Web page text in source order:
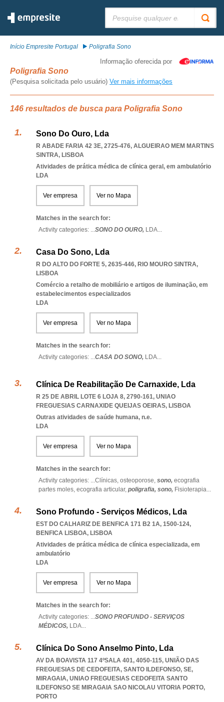
Início Empresite Portugal Poligrafia Sono
Informação oferecida por
Poligrafia Sono
(Pesquisa solicitada pelo usuário) Ver mais informações
146 resultados de busca para Poligrafia Sono
Sono Do Ouro, Lda
R ABADE FARIA 42 3E, 2725-476, ALGUEIRAO MEM MARTINS
SINTRA, LISBOA
Atividades de prática médica de clínica geral, em ambulatório
LDA
Ver empresa Ver no Mapa
Matches in the search for:
Activity categories: ...SONO DO OURO, LDA...
Casa Do Sono, Lda
R DO ALTO DO FORTE 5, 2635-446, RIO MOURO SINTRA,
LISBOA
Comércio a retalho de mobiliário e artigos de iluminação, em
estabelecimentos especializados
LDA
Ver empresa Ver no Mapa
Matches in the search for:
Activity categories: ...CASA DO SONO, LDA...
Clínica De Reabilitação De Carnaxide, Lda
R 25 DE ABRIL LOTE 6 LOJA 8, 2790-161, UNIAO
FREGUESIAS CARNAXIDE QUEIJAS OEIRAS, LISBOA
Outras atividades de saúde humana, n.e.
LDA
Ver empresa Ver no Mapa
Matches in the search for:
Activity categories: ...Clínicas, osteoporose, sono, ecografia
partes moles, ecografia articular, poligrafia, sono, Fisioterapia...
Sono Profundo - Serviços Médicos, Lda
EST DO CALHARIZ DE BENFICA 171 B2 1A, 1500-124,
BENFICA LISBOA, LISBOA
Atividades de prática médica de clínica especializada, em
ambulatório
LDA
Ver empresa Ver no Mapa
Matches in the search for:
Activity categories: ...SONO PROFUNDO - SERVIÇOS
MÉDICOS, LDA...
Clínica Do Sono Anselmo Pinto, Lda
AV DA BOAVISTA 117 4ºSALA 401, 4050-115, UNIÃO DAS
FREGUESIAS DE CEDOFEITA, SANTO ILDEFONSO, SE,
MIRAGAIA, UNIAO FREGUESIAS CEDOFEITA SANTO
ILDEFONSO SE MIRAGAIA SAO NICOLAU VITORIA PORTO,
PORTO